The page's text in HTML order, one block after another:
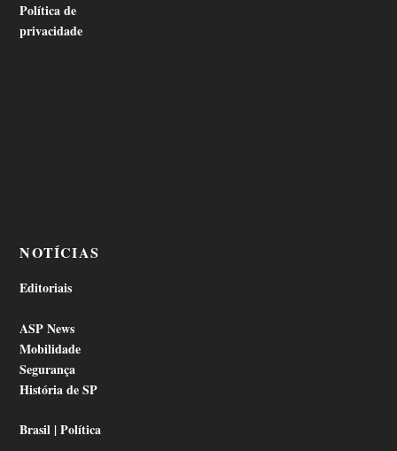
Política de
privacidade
NOTÍCIAS
Editoriais
ASP News
Mobilidade
Segurança
História de SP
Brasil | Política